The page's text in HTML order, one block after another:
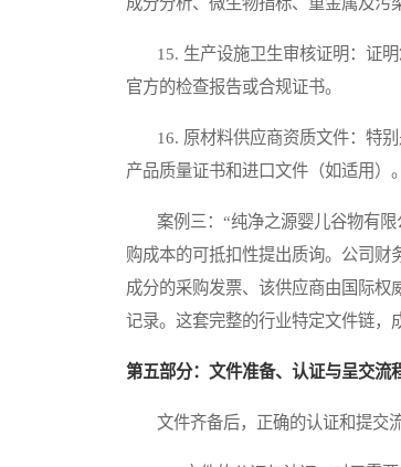
15. 生产设施卫生审核证明：证明
官方的检查报告或合规证书。
16. 原材料供应商资质文件：特别
产品质量证书和进口文件（如适用）
案例三：“纯净之源婴儿谷物有限
购成本的可抵扣性提出质询。公司
成分的采购发票、该供应商由国际
记录。这套完整的行业特定文件链，
第五部分：文件准备、认证与呈交流
文件齐备后，正确的认证和提交流